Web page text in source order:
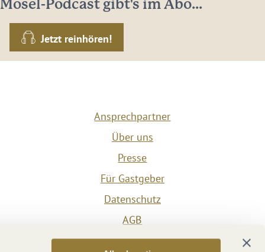
Podcast gibt's im Abo...
Jetzt reinhören!
Ansprechpartner
Über uns
Presse
Für Gastgeber
Datenschutz
AGB
Impressum